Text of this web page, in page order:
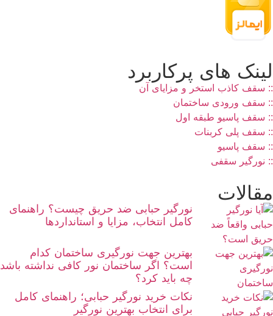
لینک های پرکاربرد
:: سقف کاذب استخر و مزایای آن
:: سقف ورودی ساختمان
:: سقف پاسیو طبقه اول
:: سقف پلی کربنات
:: سقف پاسیو
:: نورگیر سقفی
مقالات
نورگیر حبابی ضد حریق چیست؟ راهنمای
کامل انتخاب، مزایا و استانداردها
بهترین جهت نورگیری ساختمان کدام
است؟ اگر ساختمان نور کافی نداشته باشد
چه باید کرد؟
نکات خرید نورگیر حبابی؛ راهنمای کامل
برای انتخاب بهترین نورگیر